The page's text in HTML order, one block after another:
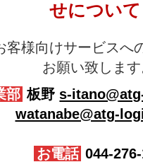
せについて
客様向けサービスへ
お願い致しま
部 板野s-
watanabe@atg-
お電話 044-